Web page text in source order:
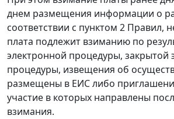
днем размещения информации о
соответствии с пунктом 2 Правил,
плата подлежит взиманию по
электронной процедуры, закрытой
процедуры, извещения об
размещены в ЕИС либо
участие в которых направлены
взимания.